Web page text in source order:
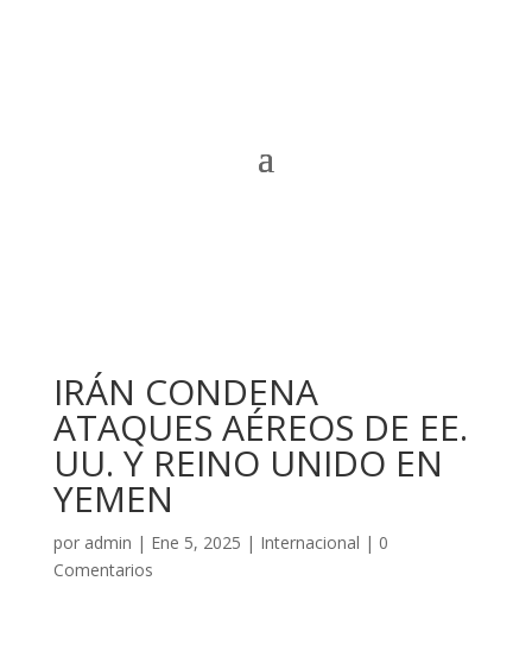
IRÁN CONDENA
ATAQUES AÉREOS DE EE.
UU. Y REINO UNIDO EN
YEMEN
por admin | Ene 5, 2025 | Internacional | 0
Comentarios